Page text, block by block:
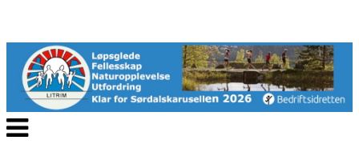
Veksle
navigasjon